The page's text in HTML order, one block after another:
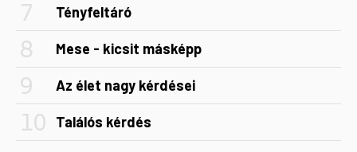
Tényfeltáró
Mese - kicsit másképp
Az élet nagy kérdései
Találós kérdés